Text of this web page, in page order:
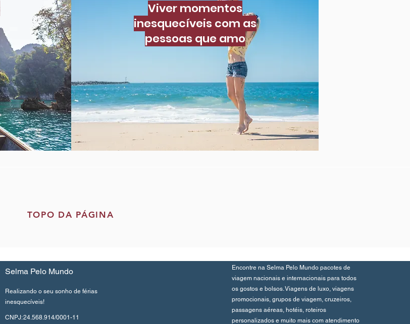
Viver momentos
inesquecíveis com as
pessoas que amo
TOPO DA PÁGINA
Selma Pelo Mundo
Realizando o seu sonho de férias
inesquecíveis!
CNPJ:24.568.914/0001-11
Encontre na Selma Pelo Mundo pacotes de
viagem nacionais e internacionais para todos
os gostos e bolsos. Viagens de luxo, viagens
promocionais, grupos de viagem, cruzeiros,
passagens aéreas, hotéis, roteiros
personalizados e muito mais com atendimento